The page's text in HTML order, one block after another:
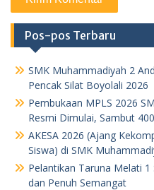
Pos-pos Terbaru
SMK Muhammadiyah 2
Pencak Silat Boyolali 2026
Pembukaan MPLS 2026
Resmi Dimulai, Sambut
AKESA 2026 (Ajang
Siswa) di SMK
Pelantikan Taruna Melati
dan Penuh Semangat